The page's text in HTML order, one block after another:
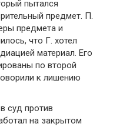
пытался
предмет. П.
предмета и
что Г. хотел
материал. Его
по второй
к лишению
суд против
на закрытом